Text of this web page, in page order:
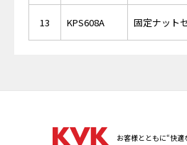
13 KPS608A 固定ナット
お客様とともに“快適